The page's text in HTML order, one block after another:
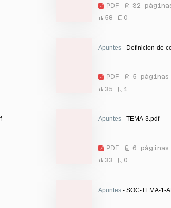
PDF
32
58
0
Apuntes - Definicion-de-
PDF
5 páginas
35
1
Apuntes - TEMA-3.pdf
PDF
6 páginas
33
0
Apuntes - SOC-TEMA-1-